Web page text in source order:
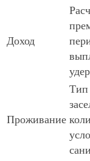
Доход
Проживание
Тип